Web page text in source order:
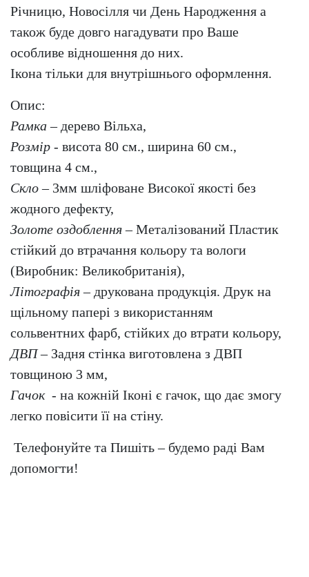
Річницю, Новосілля чи День Народження а
також буде довго нагадувати про Ваше
особливе відношення до них.
Ікона тільки для внутрішнього оформлення.
Опис:
Рамка– дерево Вільха,
Розмір - висота 80 см., ширина 60 см.,
товщина 4 см.,
Скло– 3мм шліфоване Високої якості без
жодного дефекту,
Золоте оздоблення– Металізований Пластик
стійкий до втрачання кольору та вологи
(Виробник: Великобританія),
Літографія– друкована продукція. Друк на
щільному папері з використанням
сольвентних фарб, стійких до втрати кольору,
ДВП– Задня стінка виготовлена з ДВП
товщиною 3 мм,
Гачок - на кожній Іконі є гачок, що дає змогу
легко повісити її на стіну.
Телефонуйте та Пишіть – будемо раді Вам
допомогти!